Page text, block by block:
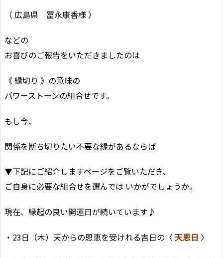
（ 広島県 冨永康香様 ）
などの
お喜びのご報告をいただきましたのは
《 縁切り 》の意味の
パワーストーンの組合せです。
もし今、
関係を断ち切りたい不要な縁があるならば
▼下記にご紹介しますページをご覧いただき、
ご自身に必要な組合せを選んでは いかがでしょうか。
現在、縁起の良い開運日が続いています♪
・23日（木）天からの恩恵を受けれる吉日の〈 天恩日 〉